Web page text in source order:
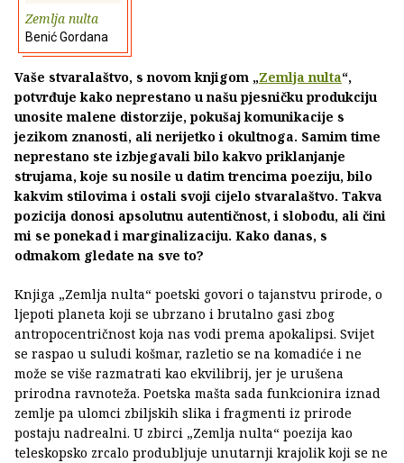
Zemlja nulta
Benić Gordana
Vaše stvaralaštvo, s novom knjigom „Zemlja nulta“,
potvrđuje kako neprestano u našu pjesničku produkciju
unosite malene distorzije, pokušaj komunikacije s
jezikom znanosti, ali nerijetko i okultnoga. Samim time
neprestano ste izbjegavali bilo kakvo priklanjanje
strujama, koje su nosile u datim trencima poeziju, bilo
kakvim stilovima i ostali svoji cijelo stvaralaštvo. Takva
pozicija donosi apsolutnu autentičnost, i slobodu, ali čini
mi se ponekad i marginalizaciju. Kako danas, s
odmakom gledate na sve to?
Knjiga „Zemlja nulta“ poetski govori o tajanstvu prirode, o
ljepoti planeta koji se ubrzano i brutalno gasi zbog
antropocentričnost koja nas vodi prema apokalipsi. Svijet
se raspao u suludi košmar, razletio se na komadiće i ne
može se više razmatrati kao ekvilibrij, jer je urušena
prirodna ravnoteža. Poetska mašta sada funkcionira iznad
zemlje pa ulomci zbiljskih slika i fragmenti iz prirode
postaju nadrealni. U zbirci „Zemlja nulta“ poezija kao
teleskopsko zrcalo produbljuje unutarnji krajolik koji se ne